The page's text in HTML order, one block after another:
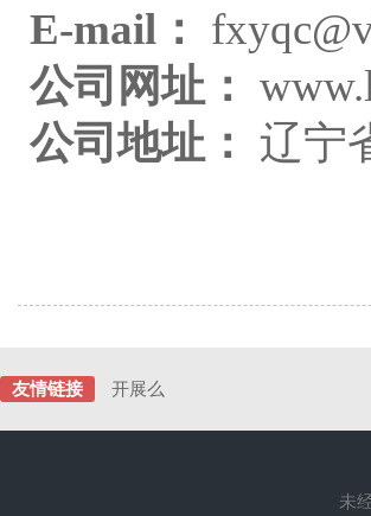
E-mail：
公司网址：
公司地址： 辽宁
友情链接 开展么
未